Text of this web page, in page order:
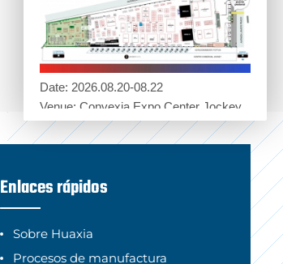
Enlaces rápidos
Sobre Huaxia
Procesos de manufactura
Date: 2026.08.20-08.22
Venue: Convexia Expo Center Jockey. ,
Lima, Peru
Booth No.: D01-5